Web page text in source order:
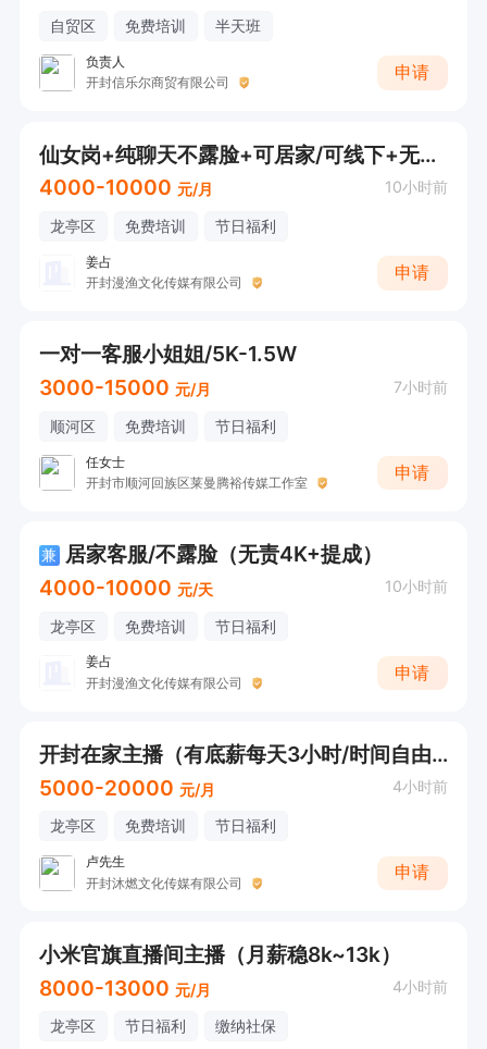
自贸区 免费培训 半天班
负责人
开封信乐尔商贸有限公司
申请
仙女岗+纯聊天不露脸+可居家/可线下+无责4k
4000-10000 元/月 10小时前
龙亭区 免费培训 节日福利
姜占
开封漫渔文化传媒有限公司
申请
一对一客服小姐姐/5K-1.5W
3000-15000 元/月 7小时前
顺河区 免费培训 节日福利
任女士
开封市顺河回族区莱曼腾裕传媒工作室
申请
兼 居家客服/不露脸（无责4K+提成）
4000-10000 元/天 10小时前
龙亭区 免费培训 节日福利
姜占
开封漫渔文化传媒有限公司
申请
开封在家主播（有底薪每天3小时/时间自由/下播到账）
5000-20000 元/月 4小时前
龙亭区 免费培训 节日福利
卢先生
开封沐燃文化传媒有限公司
申请
小米官旗直播间主播（月薪稳8k~13k）
8000-13000 元/月 4小时前
龙亭区 节日福利 缴纳社保